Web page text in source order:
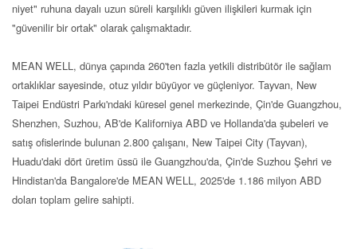
niyet" ruhuna dayalı uzun süreli karşılıklı güven ilişkileri kurmak için
"güvenilir bir ortak" olarak çalışmaktadır.
MEAN WELL, dünya çapında 260'ten fazla yetkili distribütör ile sağlam
ortaklıklar sayesinde, otuz yıldır büyüyor ve güçleniyor. Tayvan, New
Taipei Endüstri Parkı'ndaki küresel genel merkezinde, Çin'de Guangzhou,
Shenzhen, Suzhou, AB'de Kaliforniya ABD ve Hollanda'da şubeleri ve
satış ofislerinde bulunan 2.800 çalışanı, New Taipei City (Tayvan),
Huadu'daki dört üretim üssü ile Guangzhou'da, Çin'de Suzhou Şehri ve
Hindistan'da Bangalore'de MEAN WELL, 2025'de 1.186 milyon ABD
doları toplam gelire sahipti.